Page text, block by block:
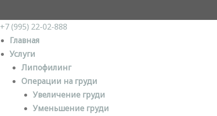
+7 (995) 22-02-888
Главная
Услуги
Липофилинг
Операции на груди
Увеличение груди
Уменьшение груди